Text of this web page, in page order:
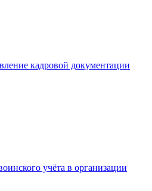
кадровой документации
учёта в организации